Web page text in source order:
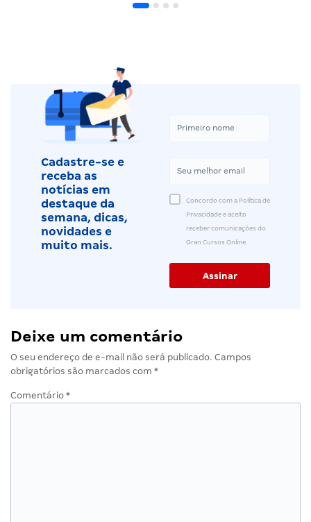
Cadastre-se e
receba as
notícias em
destaque da
semana, dicas,
novidades e
muito mais.
Concordo com a Política de
Privacidade e aceito
receber comunicações do
Gran Cursos Online.
Deixe um comentário
O seu endereço de e-mail não será publicado. Campos
obrigatórios são marcados com *
Comentário *